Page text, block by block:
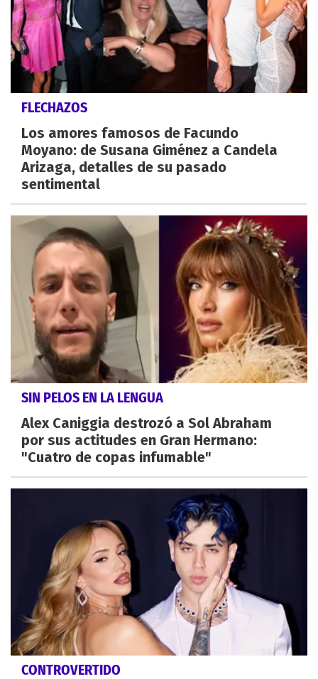
FLECHAZOS
Los amores famosos de Facundo
Moyano: de Susana Giménez a Candela
Arizaga, detalles de su pasado
sentimental
SIN PELOS EN LA LENGUA
Alex Caniggia destrozó a Sol Abraham
por sus actitudes en Gran Hermano:
"Cuatro de copas infumable"
CONTROVERTIDO